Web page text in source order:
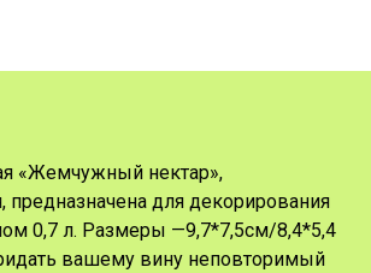
«Жемчужный нектар»,
предназначена для декорирования
0,7 л. Размеры —9,7*7,5см/8,4*5,4
вашему вину неповторимый